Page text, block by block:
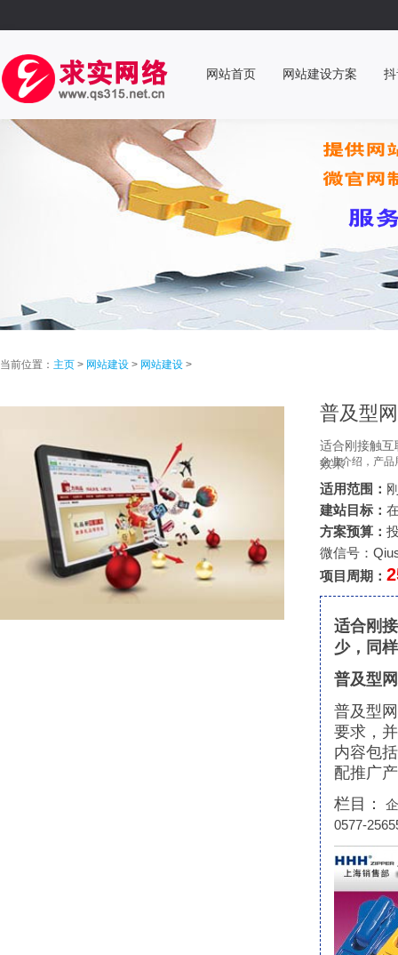
网站首页 网站建设方案 抖
当前位置： 主页 > 网站建设 > 网站建设 >
普及型
适合刚接触
效果
企业介绍，产品
适用范围：
建站目标：
方案预算：
微信号：
项目周期：
适合刚
少，同
普及型
普及型
要求，
内容包
配推广
栏目：
0577-